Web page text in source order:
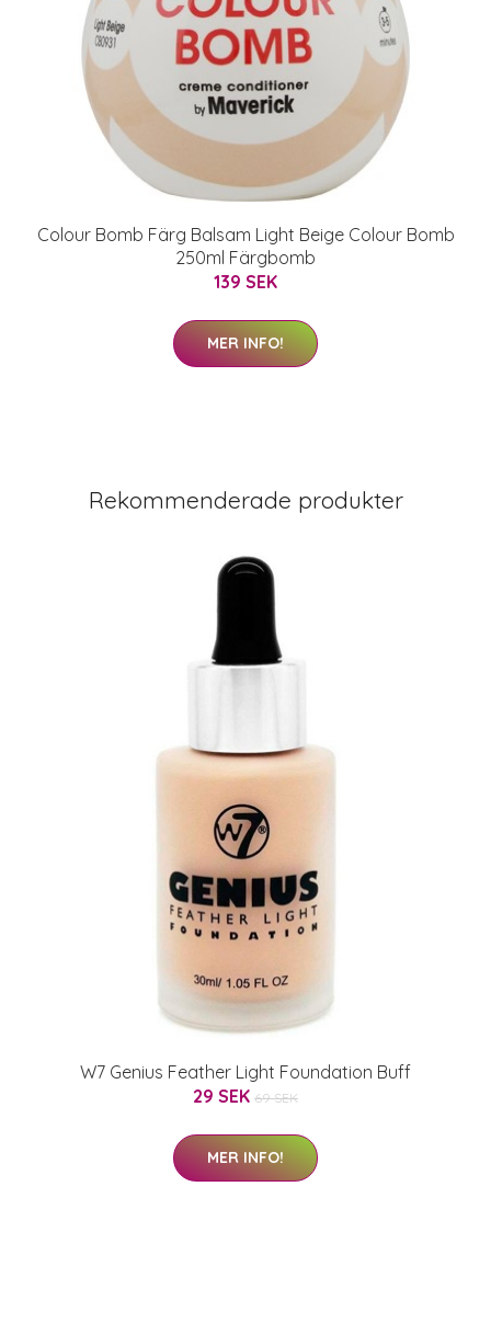
Colour Bomb Färg Balsam Light Beige Colour Bomb
250ml Färgbomb
139 SEK
MER INFO!
Rekommenderade produkter
W7 Genius Feather Light Foundation Buff
29 SEK 69 SEK
MER INFO!